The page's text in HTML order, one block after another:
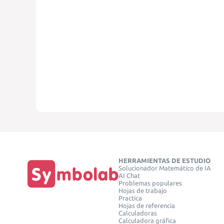
HERRAMIENTAS DE ESTUDIO
Solucionador Matemático de IA
AI Chat
Problemas populares
Hojas de trabajo
Practica
Hojas de referencia
Calculadoras
Calculadora gráfica